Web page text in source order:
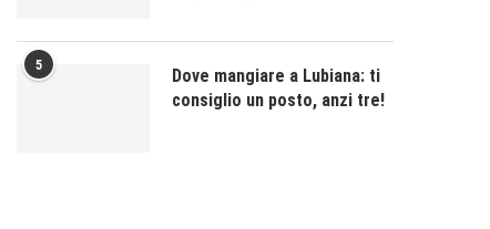
5
Dove mangiare a Lubiana: ti
consiglio un posto, anzi tre!